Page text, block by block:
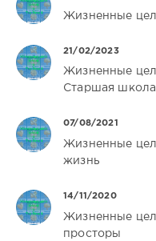
Жизненные
21/02/2023
Жизненные
Старшая школа
07/08/2021
Жизненные
жизнь
14/11/2020
Жизненные
просторы